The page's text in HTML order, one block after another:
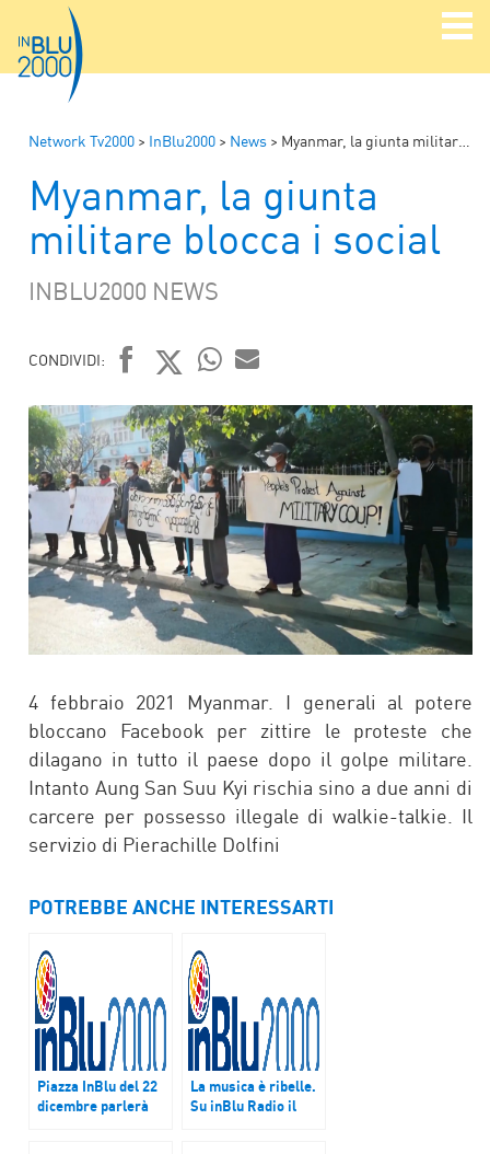
Network Tv2000 > InBlu2000 > News > Myanmar, la giunta militare blocca i social
Myanmar, la giunta
militare blocca i social
INBLU2000 NEWS
CONDIVIDI:
FACEBOOK
TWITTER
WHATSAPP
MAIL
4 febbraio 2021 Myanmar. I generali al potere
bloccano Facebook per zittire le proteste che
dilagano in tutto il paese dopo il golpe militare.
Intanto Aung San Suu Kyi rischia sino a due anni di
carcere per possesso illegale di walkie-talkie. Il
servizio di Pierachille Dolfini
POTREBBE ANCHE INTERESSARTI
Piazza InBlu del 22
dicembre parlerà
La musica è ribelle.
Su inBlu Radio il